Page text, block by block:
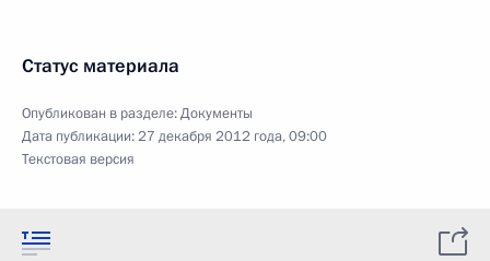
Статус материала
Опубликован в разделе:Документы
Дата публикации:27 декабря 2012 года, 09:00
Текстовая версия